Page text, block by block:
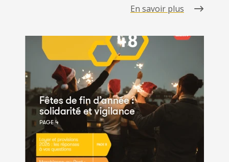
En savoir plus